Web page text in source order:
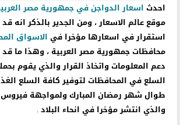
احدث اسعار الدواجن في جمهورية مصر
موقع عالم الاسعار ، ومن الجدير بالذكر انه
استقرار في اسعارها مؤخرا في الاسواق
محافظات جمهورية مصر العربية ، وهذا ما قد
دعم المعلومات واتخاذ القرار والذي يقوم
السلع في المحافظات لتوفير كافة السلع
طوال شهر رمضان المبارك ولمواجهة فيروس
والذي انتشر مؤخرا في انحاء البلاد .